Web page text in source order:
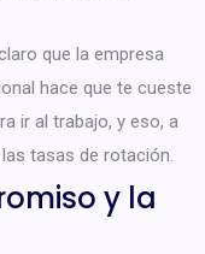
que la empresa
hace que te cueste
ir al trabajo, y eso, a
tasas de rotación.
y la